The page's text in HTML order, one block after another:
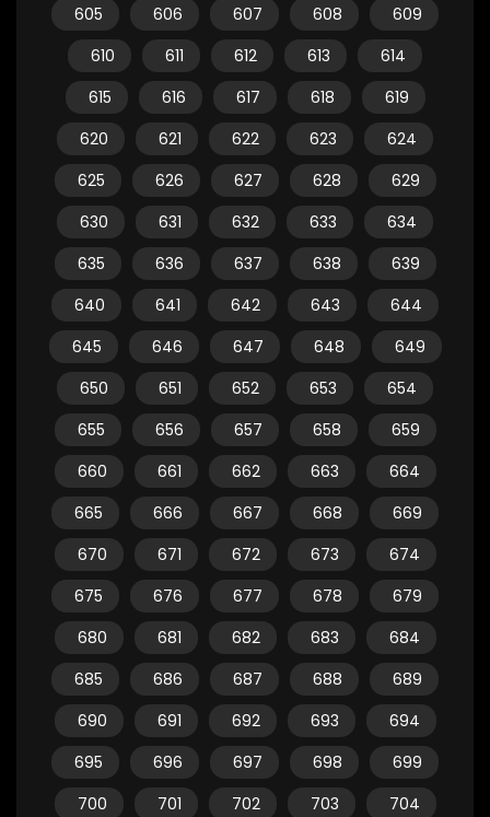
605
606 607 608
609
610
611 612 613
614
615
616 617 618
619
620
621 622 623
624
625
626 627 628
629
630
631 632 633
634
635
636 637 638
639
640
641 642 643
644
645
646 647 648
649
650
651 652 653
654
655
656 657 658
659
660
661 662 663
664
665
666 667 668
669
670
671 672 673
674
675
676 677 678
679
680
681 682 683
684
685
686 687 688
689
690
691 692 693
694
695
696 697 698
699
700
701 702 703
704